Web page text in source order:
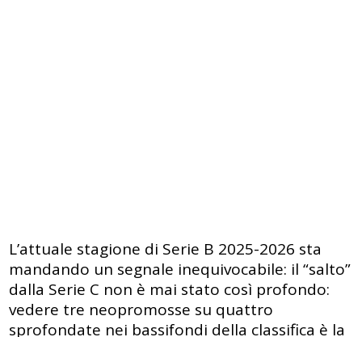
L’attuale stagione di Serie B 2025-2026 sta
mandando un segnale inequivocabile: il “salto”
dalla Serie C non è mai stato così profondo:
vedere tre neopromosse su quattro
sprofondate nei bassifondi della classifica è la